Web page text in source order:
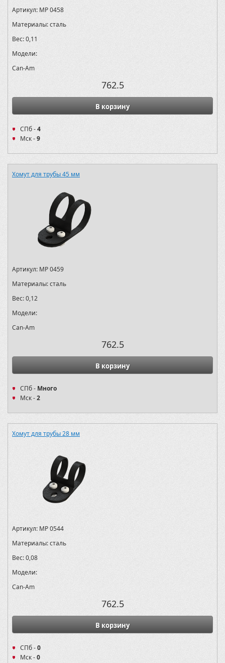
Артикул: MP 0458
Материалы:сталь
Вес:0,11
Модели:
Can-Am
762.5
В корзину
СПб -4
Мск -9
Хомут для трубы 45 мм
Артикул: MP 0459
Материалы:сталь
Вес:0,12
Модели:
Can-Am
762.5
В корзину
СПб - Много
Мск -2
Хомут для трубы 28 мм
Артикул: MP 0544
Материалы:сталь
Вес:0,08
Модели:
Can-Am
762.5
В корзину
СПб -0
Мск -0